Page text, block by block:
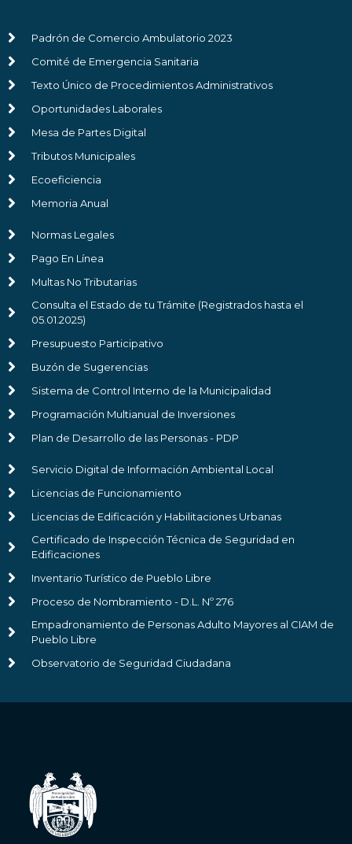
Padrón de Comercio Ambulatorio 2023
Comité de Emergencia Sanitaria
Texto Único de Procedimientos Administrativos
Oportunidades Laborales
Mesa de Partes Digital
Tributos Municipales
Ecoeficiencia
Memoria Anual
Normas Legales
Pago En Línea
Multas No Tributarias
Consulta el Estado de tu Trámite (Registrados hasta el
05.01.2025)
Presupuesto Participativo
Buzón de Sugerencias
Sistema de Control Interno de la Municipalidad
Programación Multianual de Inversiones
Plan de Desarrollo de las Personas - PDP
Servicio Digital de Información Ambiental Local
Licencias de Funcionamiento
Licencias de Edificación y Habilitaciones Urbanas
Certificado de Inspección Técnica de Seguridad en
Edificaciones
Inventario Turístico de Pueblo Libre
Proceso de Nombramiento - D.L. Nº 276
Empadronamiento de Personas Adulto Mayores al CIAM de
Pueblo Libre
Observatorio de Seguridad Ciudadana